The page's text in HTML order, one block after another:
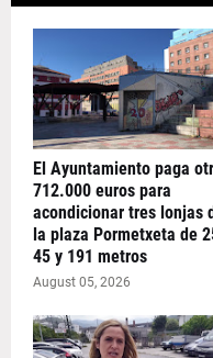
El Ayuntamiento paga
712.000 euros para
acondicionar tres lonjas
la plaza Pormetxeta de
45 y 191 metros
August 05, 2026